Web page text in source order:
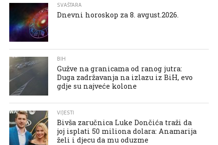
SVAŠTARA
Dnevni horoskop za 8. avgust.2026.
BIH
Gužve na granicama od ranog jutra:
Duga zadržavanja na izlazu iz BiH, evo
gdje su najveće kolone
VIJESTI
Bivša zaručnica Luke Dončića traži da
joj isplati 50 miliona dolara: Anamarija
želi i djecu da mu oduzme